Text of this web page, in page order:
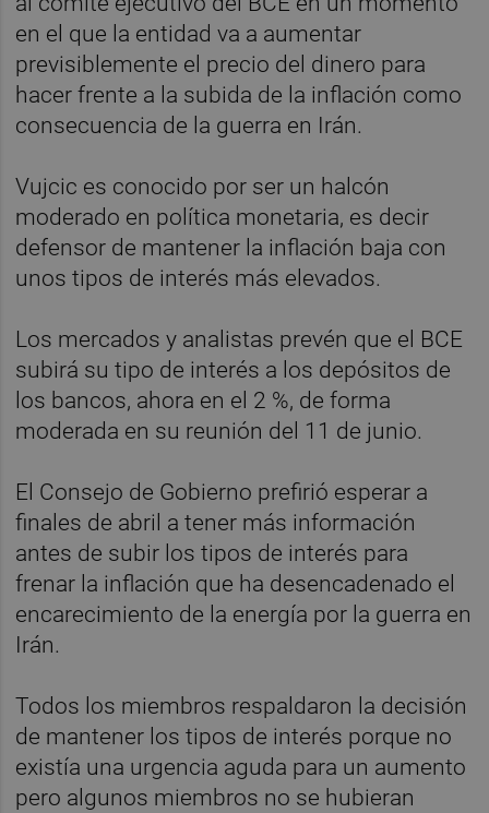
en el que la entidad va a aumentar
previsiblemente el precio del dinero para
hacer frente a la subida de la inflación como
consecuencia de la guerra en Irán.
Vujcic es conocido por ser un halcón
moderado en política monetaria, es decir
defensor de mantener la inflación baja con
unos tipos de interés más elevados.
Los mercados y analistas prevén que el BCE
subirá su tipo de interés a los depósitos de
los bancos, ahora en el 2 %, de forma
moderada en su reunión del 11 de junio.
El Consejo de Gobierno prefirió esperar a
finales de abril a tener más información
antes de subir los tipos de interés para
frenar la inflación que ha desencadenado el
encarecimiento de la energía por la guerra en
Irán.
Todos los miembros respaldaron la decisión
de mantener los tipos de interés porque no
existía una urgencia aguda para un aumento
pero algunos miembros no se hubieran